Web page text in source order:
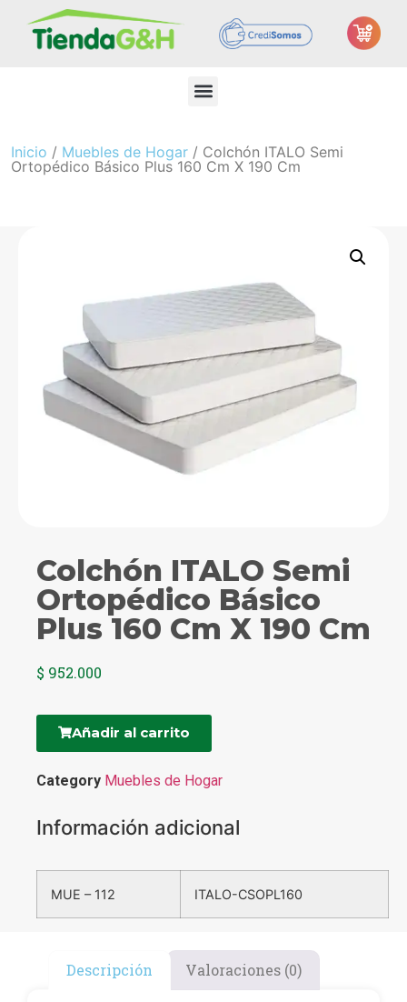
Inicio / Muebles de Hogar / Colchón ITALO Semi
Ortopédico Básico Plus 160 Cm X 190 Cm
Colchón ITALO Semi
Ortopédico Básico
Plus 160 Cm X 190 Cm
$ 952.000
Añadir al carrito
Category Muebles de Hogar
Información adicional
MUE – 112 ITALO-CSOPL160
Descripción Valoraciones (0)